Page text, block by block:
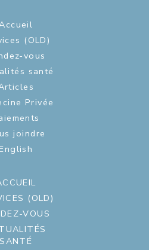
(OLD)
vous
santé
Privée
joindre
(OLD)
VOUS
SANTÉ